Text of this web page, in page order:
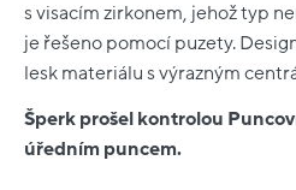
s visacím zirkonem, jehož typ
je řešeno pomocí puzety.
lesk materiálu s výrazným
Šperk prošel kontrolou
úředním puncem.